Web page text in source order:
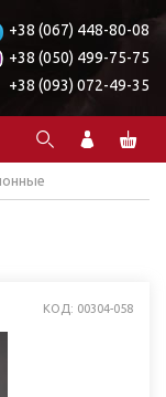
+38 (067) 448-80-08
+38 (050) 499-75-75
+38 (093) 072-49-35
КОД: 00304-058